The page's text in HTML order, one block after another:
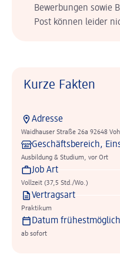
Bewerbungen sowie
Post können leider
Kurze Fakten
Adresse
Waidhauser Straße 26a 92648
Geschäftsbereich,
Ausbildung & Studium, vor Ort
Job Art
Vollzeit (37,5 Std./Wo.)
Vertragsart
Praktikum
Datum
ab sofort